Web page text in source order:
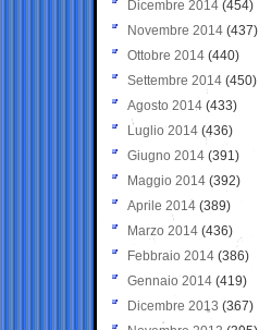
Dicembre 2014 (454)
Novembre 2014 (437)
Ottobre 2014 (440)
Settembre 2014 (450)
Agosto 2014 (433)
Luglio 2014 (436)
Giugno 2014 (391)
Maggio 2014 (392)
Aprile 2014 (389)
Marzo 2014 (436)
Febbraio 2014 (386)
Gennaio 2014 (419)
Dicembre 2013 (367)